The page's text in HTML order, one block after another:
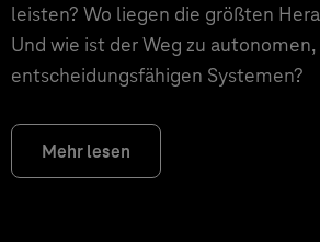
leisten? Wo liegen die größten
Und wie ist der Weg zu autonomen,
entscheidungsfähigen Systemen?
Mehr lesen